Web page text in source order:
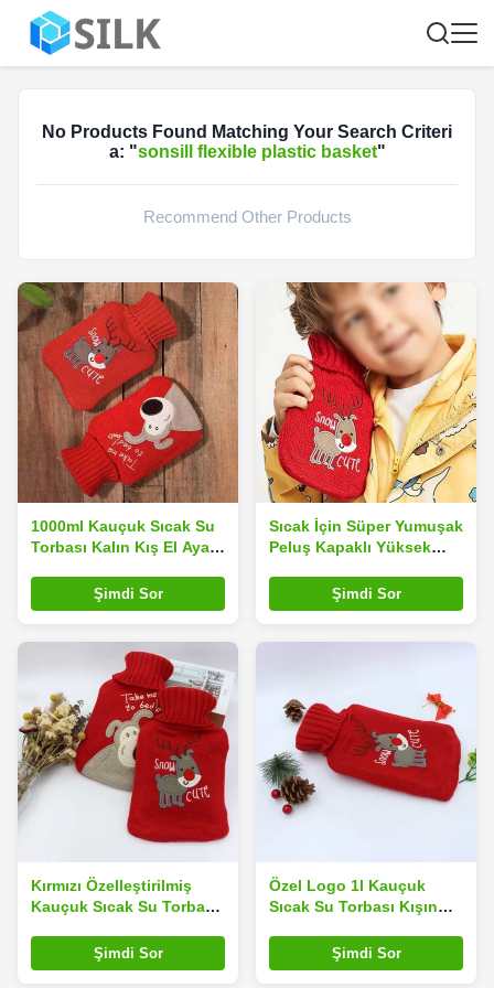
No Products Found Matching Your Search Criteri
a: "sonsill flexible plastic basket"
Recommend Other Products
1000ml Kauçuk Sıcak Su
Torbası Kalın Kış El Ayak
Şimdi Sor
Sıcak İçin Süper Yumuşak
Peluş Kapaklı Yüksek
Şimdi Sor
Kırmızı Özelleştirilmiş
Kauçuk Sıcak Su Torbası
Şimdi Sor
Özel Logo 1l Kauçuk
Sıcak Su Torbası Kışın
Şimdi Sor